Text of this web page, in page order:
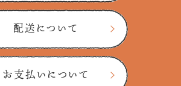
配送について
お支払いについて